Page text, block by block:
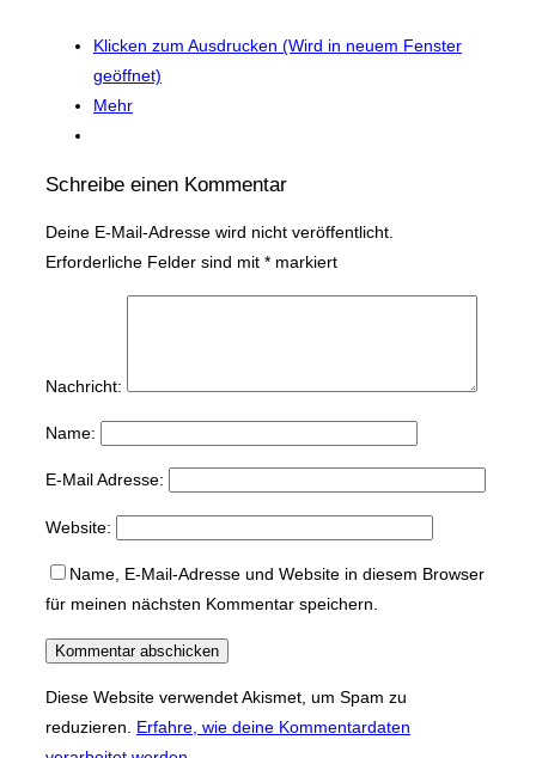
Klicken zum Ausdrucken (Wird in neuem Fenster
geöffnet)
Mehr
Schreibe einen Kommentar
Deine E-Mail-Adresse wird nicht veröffentlicht.
Erforderliche Felder sind mit * markiert
Nachricht:
Name:
E-Mail Adresse:
Website:
Name, E-Mail-Adresse und Website in diesem Browser
für meinen nächsten Kommentar speichern.
Diese Website verwendet Akismet, um Spam zu
reduzieren. Erfahre, wie deine Kommentardaten